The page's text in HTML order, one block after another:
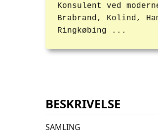
Konsulent ved
Brabrand, Kolind,
Ringkøbing ...
BESKRIVELSE
SAMLING